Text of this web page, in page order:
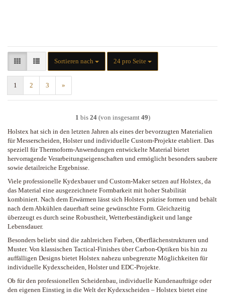
Sortieren nach
Sortieren nach 24 pro Seite
pro Seite
1 2 3 »
1 bis 24(von insgesamt 49)
Holstex hat sich in den letzten Jahren als eines der bevorzugten Materialien
für Messerscheiden, Holster und individuelle Custom-Projekte etabliert. Das
speziell für Thermoform-Anwendungen entwickelte Material bietet
hervorragende Verarbeitungseigenschaften und ermöglicht besonders saubere
sowie detailreiche Ergebnisse.
Viele professionelle Kydexbauer und Custom-Maker setzen auf Holstex, da
das Material eine ausgezeichnete Formbarkeit mit hoher Stabilität
kombiniert. Nach dem Erwärmen lässt sich Holstex präzise formen und behält
nach dem Abkühlen dauerhaft seine gewünschte Form. Gleichzeitig
überzeugt es durch seine Robustheit, Wetterbeständigkeit und lange
Lebensdauer.
Besonders beliebt sind die zahlreichen Farben, Oberflächenstrukturen und
Muster. Von klassischen Tactical-Finishes über Carbon-Optiken bis hin zu
auffälligen Designs bietet Holstex nahezu unbegrenzte Möglichkeiten für
individuelle Kydexscheiden, Holster und EDC-Projekte.
Ob für den professionellen Scheidenbau, individuelle Kundenaufträge oder
den eigenen Einstieg in die Welt der Kydexscheiden – Holstex bietet eine